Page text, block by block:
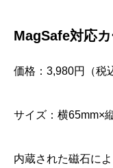
MagSafe対応
価格：3,980円（税
サイズ：横65mm×
内蔵された磁石に